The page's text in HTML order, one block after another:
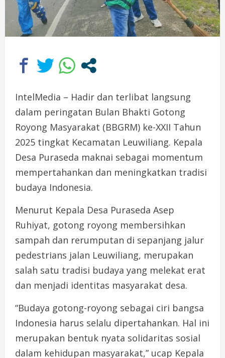
IntelMedia – Hadir dan terlibat langsung
dalam peringatan Bulan Bhakti Gotong
Royong Masyarakat (BBGRM) ke-XXII Tahun
2025 tingkat Kecamatan Leuwiliang. Kepala
Desa Puraseda maknai sebagai momentum
mempertahankan dan meningkatkan tradisi
budaya Indonesia.
Menurut Kepala Desa Puraseda Asep
Ruhiyat, gotong royong membersihkan
sampah dan rerumputan di sepanjang jalur
pedestrians jalan Leuwiliang, merupakan
salah satu tradisi budaya yang melekat erat
dan menjadi identitas masyarakat desa.
“Budaya gotong-royong sebagai ciri bangsa
Indonesia harus selalu dipertahankan. Hal ini
merupakan bentuk nyata solidaritas sosial
dalam kehidupan masyarakat,” ucap Kepala